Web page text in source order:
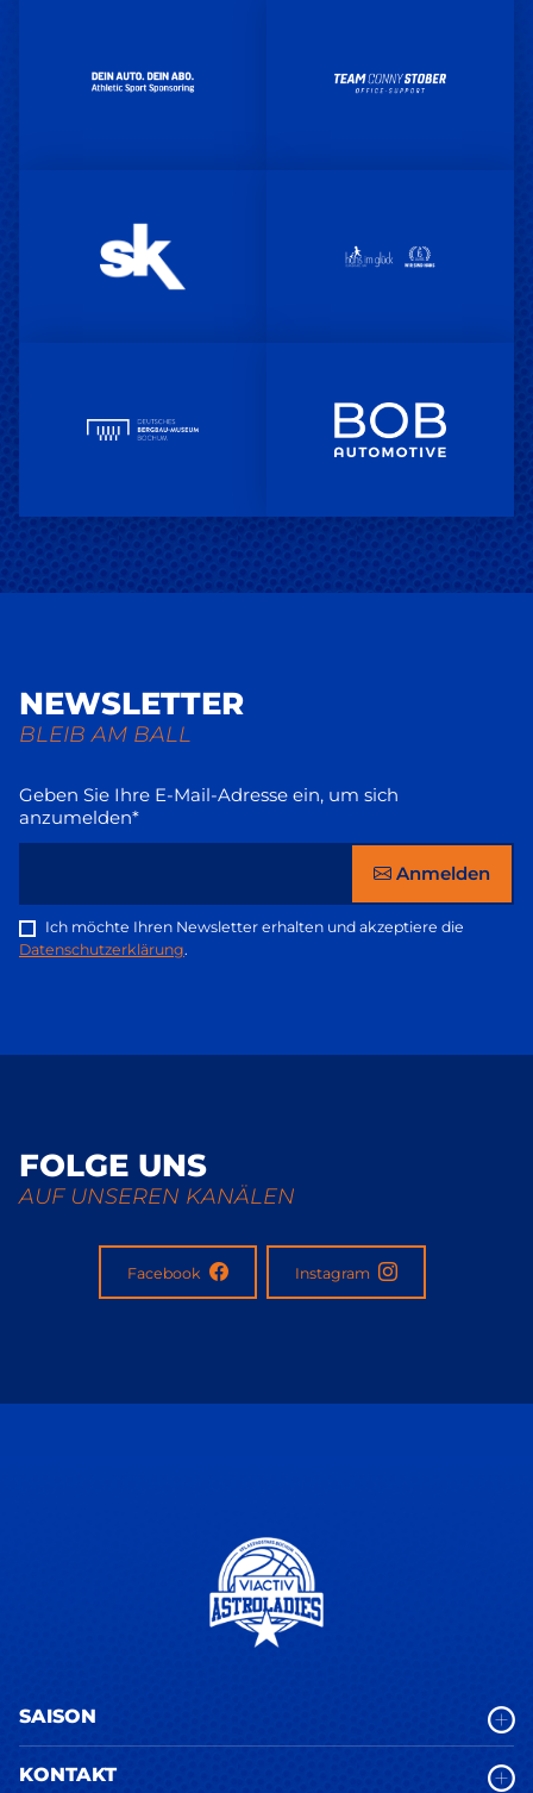
NEWSLETTER
BLEIB AM BALL
Geben Sie Ihre E-Mail-Adresse ein, um sich
anzumelden*
Anmelden
Ich möchte Ihren Newsletter erhalten und akzeptiere die
Datenschutzerklärung.
FOLGE UNS
AUF UNSEREN KANÄLEN
Facebook Instagram
SAISON
KONTAKT